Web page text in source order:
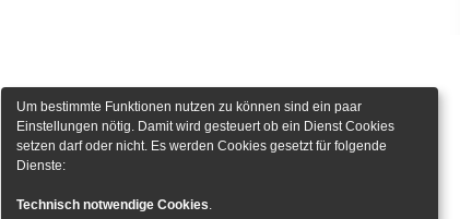
Um bestimmte Funktionen nutzen zu können sind ein paar
Einstellungen nötig. Damit wird gesteuert ob ein Dienst Cookies
setzen darf oder nicht. Es werden Cookies gesetzt für folgende
Dienste:
Technisch notwendige Cookies.